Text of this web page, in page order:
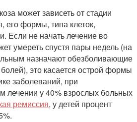
может зависеть от стадии
его формы, типа клеток,
Если не начать лечение во
умереть спустя пары недель (на
назначают обезболивающие
это касается острой формы
заболеваний, при
лечении у 40% взрослых больных
ремиссия, у детей процент